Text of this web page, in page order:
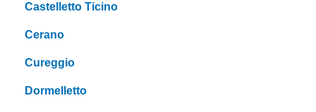
Castelletto Ticino
Cerano
Cureggio
Dormelletto